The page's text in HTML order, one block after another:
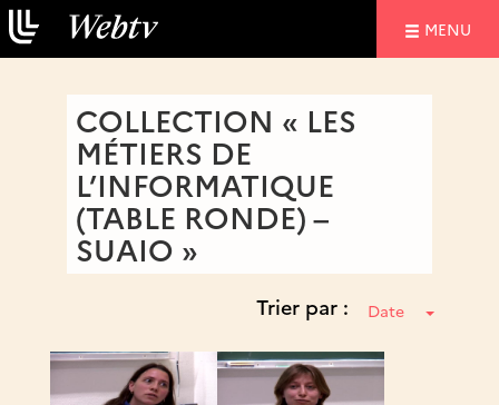
MENU
COLLECTION « LES
MÉTIERS DE
L’INFORMATIQUE
(TABLE RONDE) –
SUAIO »
Trier par : Date